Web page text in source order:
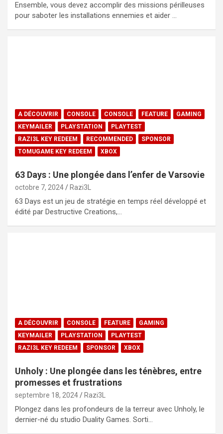
Ensemble, vous devez accomplir des missions périlleuses
pour saboter les installations ennemies et aider …
A DÉCOUVRIR CONSOLE CONSOLE FEATURE
GAMING
KEYMAILER
PLAYSTATION
PLAYTEST
RAZI3L KEY REDEEM
RECOMMENDED
SPONSOR
TOMUGAME KEY REDEEM
XBOX
63 Days : Une plongée dans l’enfer de Varsovie
octobre 7, 2024 Razi3L
63 Days est un jeu de stratégie en temps réel développé et
édité par Destructive Creations,…
A DÉCOUVRIR CONSOLE FEATURE
GAMING
KEYMAILER
PLAYSTATION
PLAYTEST
RAZI3L KEY REDEEM
SPONSOR XBOX
Unholy : Une plongée dans les ténèbres, entre
promesses et frustrations
septembre 18, 2024 Razi3L
Plongez dans les profondeurs de la terreur avec Unholy, le
dernier-né du studio Duality Games. Sorti…